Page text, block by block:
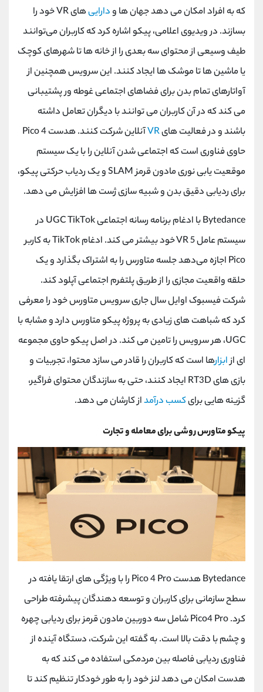
که به افراد امکان می ‌دهد جهان‌ ها ودارایی
‌های VR خود را
بسازند. در ویدیوی اعلامی، پیکو اشاره کرد که کاربران می‌توانند
طیف وسیعی از محتوای سه بعدی را از خانه‌ ها تا شهرهای کوچک
یا ماشین‌ ها تا موشک‌ ها ایجاد کنند. این سرویس همچنین از
آواتارهای تمام بدن برای فضاهای اجتماعی غوطه ور پشتیبانی
می کند که در آن کاربران می توانند با دیگران تعامل داشته
باشند و در فعالیت هایVR
آنلاین شرکت کنند. هدست Pico 4
حاوی فناوری است که اجتماعی شدن آنلاین را با یک سیستم
موقعیت یابی نوری مادون قرمز SLAM و یک ردیاب حرکتی پیکو،
برای ردیابی دقیق بدن و شبیه سازی ژست ها افزایش می دهد.
Bytedance با ادغام برنامه رسانه اجتماعی UGC TikTok در
سیستم عامل 5 VR خود بیشتر می کند. ادغام TikTok به کاربر
Pico اجازه می‌دهد جلسه متاورس را به اشتراک بگذارد و یک
حلقه واقعیت مجازی را از طریق پلتفرم اجتماعی آپلود کند.
شرکت فیسبوک اوایل سال جاری سرویس متاورس خود را معرفی
کرد که شباهت های زیادی به پروژه پیکو متاورس دارد و مشابه با
UGC، هر سرویس را تامین می کند. در اصل پیکو حاوی مجموعه
‌ای ازابزارها است که کاربران را قادر می ‌سازد محتوا، تجربیات و
بازی‌ های RT3D ایجاد کنند، حتی به سازندگان محتوای فراگیر،
گزینه ‌هایی برایکسب درآمداز کارشان می ‌دهد.
پیکو متاورس روشی برای معامله و تجارت
Bytedance هدست Pico 4 Pro را با ویژگی های ارتقا یافته در
سطح سازمانی برای کاربران و توسعه دهندگان پیشرفته طراحی
کرد. Pico4 Pro شامل سه دوربین مادون قرمز برای ردیابی چهره
و چشم با دقت بالا است. به گفته این شرکت، دستگاه آینده از
فناوری ردیابی فاصله بین مردمکی استفاده می کند که به
هدست امکان می دهد لنز خود را به طور خودکار تنظیم کند تا